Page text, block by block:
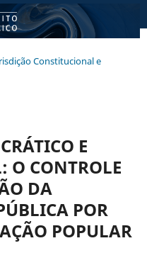
Constitucional e
E
O CONTROLE
DA
POR
POPULAR